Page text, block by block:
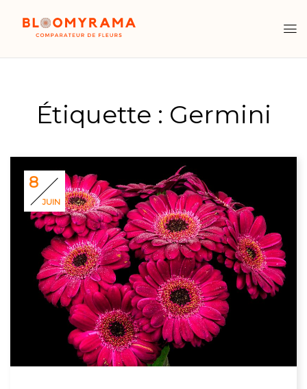
Étiquette : Germini
8
JUIN